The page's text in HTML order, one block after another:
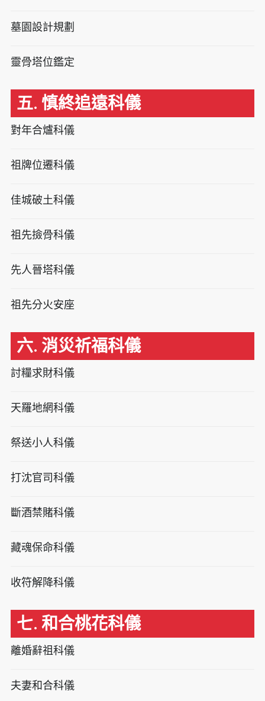
墓園設計規劃
靈骨塔位鑑定
五. 慎終追遠科儀
對年合爐科儀
祖牌位遷科儀
佳城破土科儀
祖先撿骨科儀
先人晉塔科儀
祖先分火安座
六. 消災祈福科儀
討糧求財科儀
天羅地網科儀
祭送小人科儀
打沈官司科儀
斷酒禁賭科儀
藏魂保命科儀
收符解降科儀
七. 和合桃花科儀
離婚辭祖科儀
夫妻和合科儀